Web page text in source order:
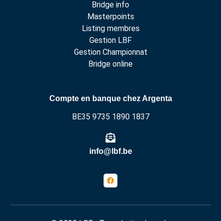
Bridge info
Masterpoints
Listing membres
Gestion LBF
Gestion Championnat
Bridge online
Compte en banque chez Argenta
BE35 9735 1890 1837
info@lbf.be